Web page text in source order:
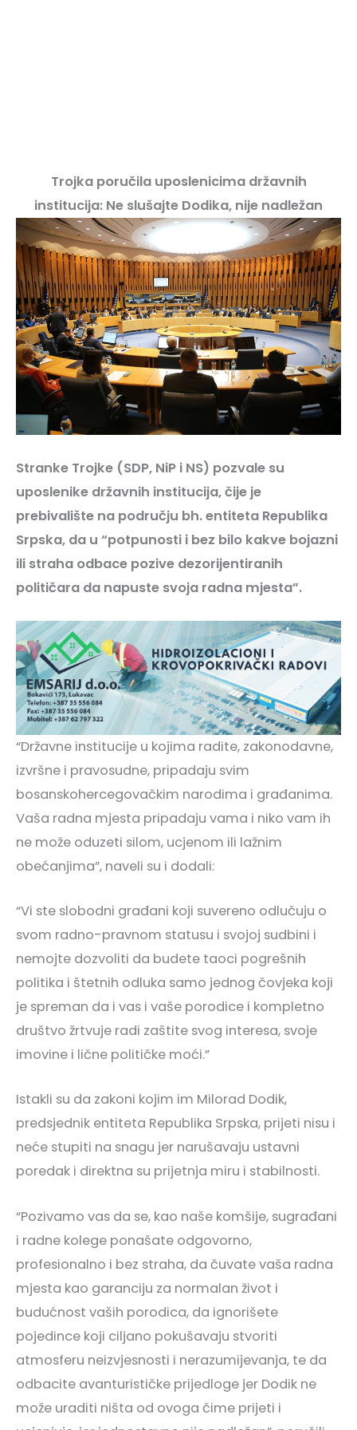
Trojka poručila uposlenicima državnih
institucija: Ne slušajte Dodika, nije nadležan
Stranke Trojke (SDP, NiP i NS) pozvale su
uposlenike državnih institucija, čije je
prebivalište na području bh. entiteta Republika
Srpska, da u “potpunosti i bez bilo kakve bojazni
ili straha odbace pozive dezorijentiranih
političara da napuste svoja radna mjesta”.
“Državne institucije u kojima radite, zakonodavne,
izvršne i pravosudne, pripadaju svim
bosanskohercegovačkim narodima i građanima.
Vaša radna mjesta pripadaju vama i niko vam ih
ne može oduzeti silom, ucjenom ili lažnim
obećanjima”, naveli su i dodali:
“Vi ste slobodni građani koji suvereno odlučuju o
svom radno-pravnom statusu i svojoj sudbini i
nemojte dozvoliti da budete taoci pogrešnih
politika i štetnih odluka samo jednog čovjeka koji
je spreman da i vas i vaše porodice i kompletno
društvo žrtvuje radi zaštite svog interesa, svoje
imovine i lične političke moći.”
Istakli su da zakoni kojim im Milorad Dodik,
predsjednik entiteta Republika Srpska, prijeti nisu i
neće stupiti na snagu jer narušavaju ustavni
poredak i direktna su prijetnja miru i stabilnosti.
“Pozivamo vas da se, kao naše komšije, sugrađani
i radne kolege ponašate odgovorno,
profesionalno i bez straha, da čuvate vaša radna
mjesta kao garanciju za normalan život i
budućnost vaših porodica, da ignorišete
pojedince koji ciljano pokušavaju stvoriti
atmosferu neizvjesnosti i nerazumijevanja, te da
odbacite avanturističke prijedloge jer Dodik ne
može uraditi ništa od ovoga čime prijeti i